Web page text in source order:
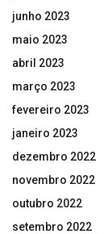
junho 2023
maio 2023
abril 2023
março 2023
fevereiro 2023
janeiro 2023
dezembro 2022
novembro 2022
outubro 2022
setembro 2022